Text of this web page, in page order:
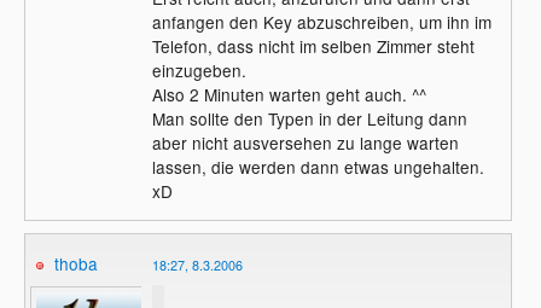
Zufallszahlen generiert. Somit ergibt sich
immer ein anderer Aktivierungscode.
lucas9991 schrieb:
Wenn keine Leitung zu einem
menschlichen Wesen frei ist, dann
bekommste die Bandansage.
MfG Lucas
anfangen den Key abzuschreiben, um ihn im
Telefon, dass nicht im selben Zimmer steht
einzugeben.
Also 2 Minuten warten geht auch. ^^
Man sollte den Typen in der Leitung dann
aber nicht ausversehen zu lange warten
lassen, die werden dann etwas ungehalten.
xD
thoba 18:27, 8.3.2006